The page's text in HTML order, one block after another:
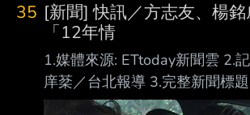
35 [新聞] 快訊／方志友、楊銘
「12年情
1.媒體來源: ETtoday新聞雲 2.
庠棻／台北報導 3.完整新聞標
友、楊銘威證實離婚！「12年